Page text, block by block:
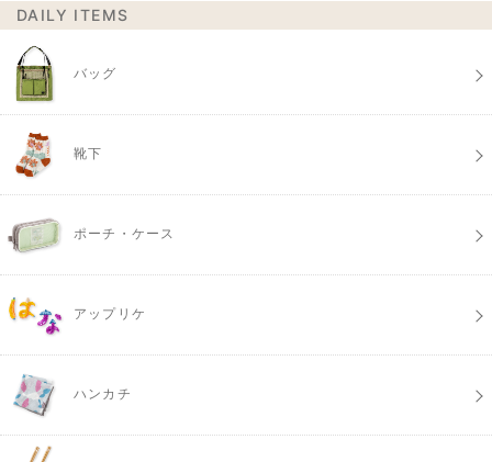
DAILY ITEMS
バッグ
靴下
ポーチ・ケース
アップリケ
ハンカチ